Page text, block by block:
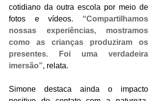
cotidiano da outra escola por meio de
fotos e vídeos. “Compartilhamos
nossas experiências, mostramos
como as crianças produziram os
presentes. Foi uma verdadeira
imersão”, relata.
Simone destaca ainda o impacto